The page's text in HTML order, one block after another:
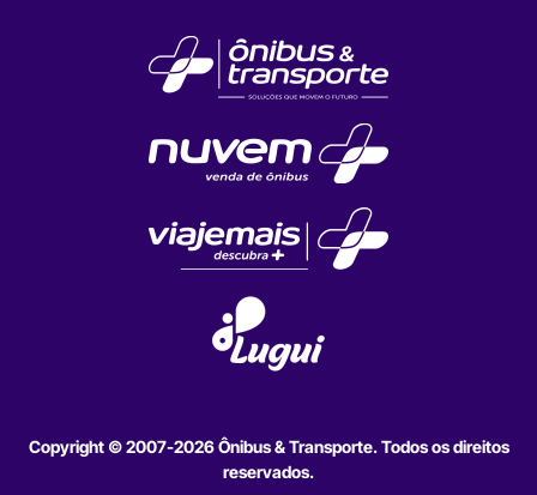
Copyright © 2007-2026 Ônibus & Transporte. Todos os direitos
reservados.